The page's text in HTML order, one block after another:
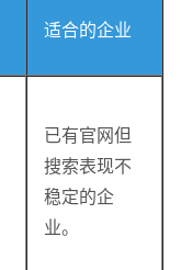
适合的企业
已有官网但
搜索表现不
稳定的企
业。